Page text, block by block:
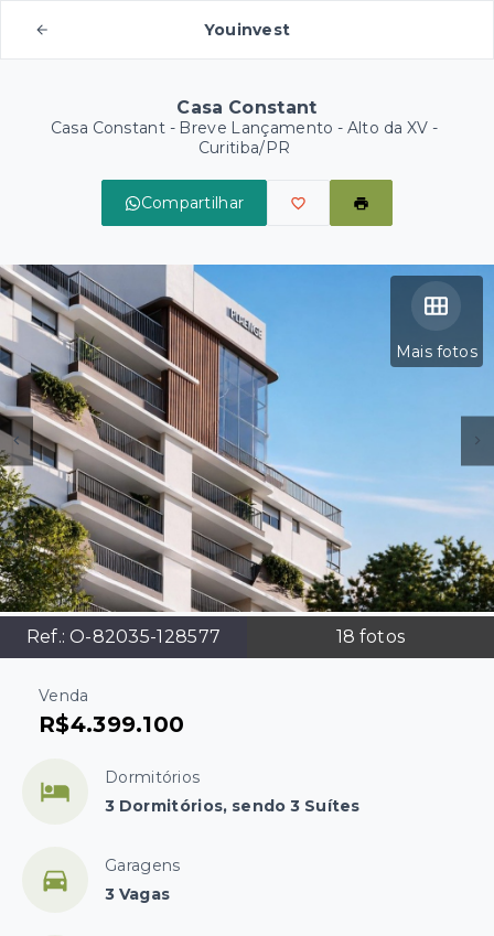
Youinvest
Casa Constant
Casa Constant - Breve Lançamento - Alto da XV -
Curitiba/PR
Compartilhar
Mais fotos
Ref.: O-82035-128577 18 fotos
Venda
R$4.399.100
Dormitórios
3 Dormitórios, sendo 3 Suítes
Garagens
3 Vagas